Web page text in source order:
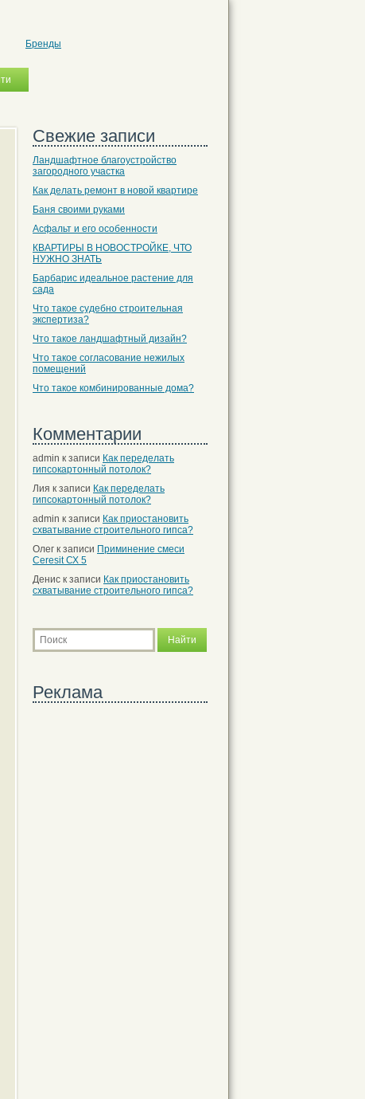
Бренды
Свежие записи
Ландшафтное благоустройство
загородного участка
Как делать ремонт в новой квартире
Баня своими руками
Асфальт и его особенности
КВАРТИРЫ В НОВОСТРОЙКЕ, ЧТО
НУЖНО ЗНАТЬ
Барбарис идеальное растение для
сада
Что такое судебно строительная
экспертиза?
Что такое ландшафтный дизайн?
Что такое согласование нежилых
помещений
Что такое комбинированные дома?
Комментарии
admin к записи Как переделать
гипсокартонный потолок?
Лия к записи Как переделать
гипсокартонный потолок?
admin к записи Как приостановить
схватывание строительного гипса?
Олег к записи Приминение смеси
Ceresit СХ 5
Денис к записи Как приостановить
схватывание строительного гипса?
Реклама